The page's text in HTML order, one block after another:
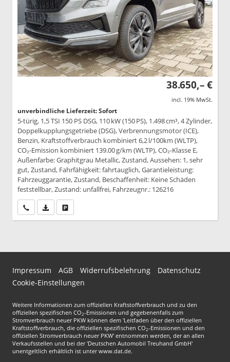
38.650,– €
incl. 19% MwSt.
unverbindliche Lieferzeit: Sofort
5-türig, 1,5 TSI 150 PS DSG, 110 kW (150 PS), 1.498 cm³, 4 Zylinder,
Doppelkupplungsgetriebe (DSG), Verbrennungsmotor (ICE),
Benzin, Kraftstoffverbrauch kombiniert 6,2 l/100km (WLTP),
CO₂-Emission kombiniert 139.00 g/km (WLTP), CO₂-Klasse E,
Außenfarbe: Graphitgrau Metallic, Zustand, Aussehen: 1, sehr
gut, Zustand, Fahrfähigkeit: fahrtauglich, Garantieleistung:
Fahrzeuggarantie, Zustand, Beschaffenheit: Keine Schäden
feststellbar, Zustand: unfallfrei, Fahrzeugnr.: 126216
Wir rufen Sie anPDF-Datei, Fahrzeugexposé drucken
Impressum AGB Widerrufsbelehrung
Datenschutz
Cookie-Einstellungen
Weitere Informationen zum offiziellen Kraftstoffverbrauch und zu den
offiziellen spezifischen CO2-Emissionen und gegebenenfalls zum
Stromverbrauch neuer PKW können dem 'Leitfaden über den offiziellen
Kraftstoffverbrauch, die offiziellen spezifischen CO2-Emissionen und den
offiziellen Stromverbrauch neuer PKW' entnommen werden, der an allen
Verkaufsstellen und bei der 'Deutschen Automobil Treuhand GmbH'
unentgeltlich erhältlich ist unter www.dat.de.